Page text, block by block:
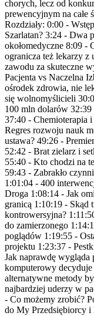
chorych, lecz od
prewencyjnym na całe
Rozdziały: 0:00 -
Szarlatan? 3:24 - Dwa
okołomedyczne 8:09 -
ogranicza też lekarzy z
zawodu za skuteczne
Pacjenta vs Naczelna
ośrodek zdrowia, nie
się wolnomyślicieli
100 mln dolarów 32:39
37:40 - Chemioterapia
Regres rozwoju nauk
ustawa? 49:26 -
52:42 - Brat zielarz i
55:40 - Kto chodzi na
59:43 - Zabrakło
1:01:04 - 400
Droga 1:08:14 - Jak
granicą 1:10:19 - Skąd
kontrowersyjna?
do zamierzonego
poglądów 1:19:55 -
projektu 1:23:37 -
Jak naprawdę wygląda
komputerowy
alternatywne metody
najbardziej uderzy w
- Co możemy zrobić?
do My Przedsiębiorcy